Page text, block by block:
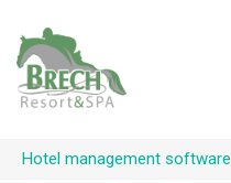
Hotel management software